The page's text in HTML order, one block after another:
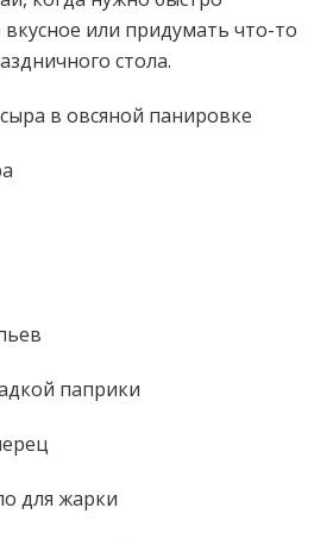
или придумать что-то
стола.
в овсяной панировке
паприки
для жарки